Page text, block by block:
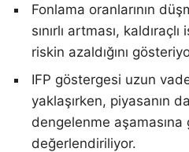
Fonlama oranlarının
sınırlı artması, kaldıraçlı
riskin azaldığını
IFP göstergesi uzun
yaklaşırken, piyasanın
dengelenme aşamasına
değerlendiriliyor.